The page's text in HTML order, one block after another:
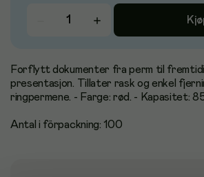
Forflytt dokumenter fra perm til
presentasjon. Tillater rask og enkel
ringpermene. - Farge: rød. - Kapasitet: 85
Antal i förpackning: 100